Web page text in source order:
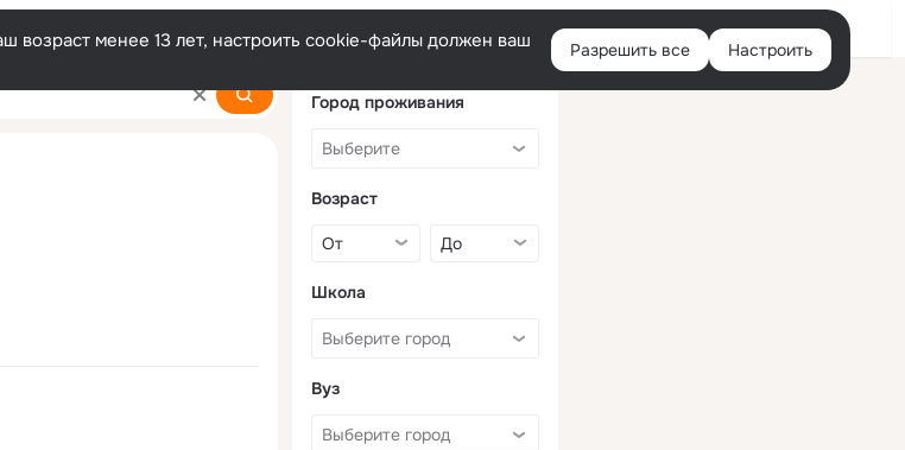
Войти
возраст менее 13 лет, настроить cookie-файлы должен ваш
Разрешить все Настроить
Город проживания
Возраст
Школа
Вуз